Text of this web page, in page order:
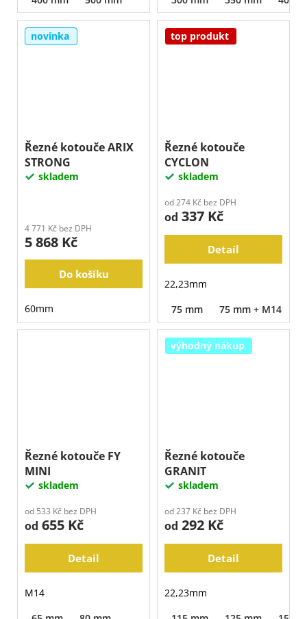
novinka
Řezné kotouče ARIX
STRONG
skladem
4 771 Kč bez DPH
5 868 Kč
Do košíku
60mm
top produkt
Řezné kotouče
CYCLON
skladem
od 274 Kč bez DPH
od 337 Kč
Detail
22,23mm
75 mm
75 mm + M14
Řezné kotouče FY
MINI
skladem
od 533 Kč bez DPH
od 655 Kč
Detail
M14
výhodný nákup
Řezné kotouče
GRANIT
skladem
od 237 Kč bez DPH
od 292 Kč
Detail
22,23mm